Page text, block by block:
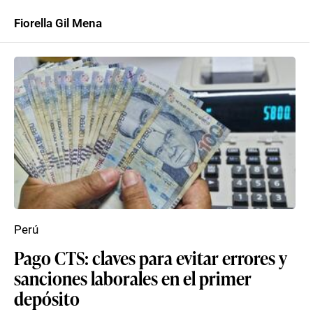
Fiorella Gil Mena
Pago CTS: claves para evitar errores y
sanciones laborales en el primer
depósito
Perú